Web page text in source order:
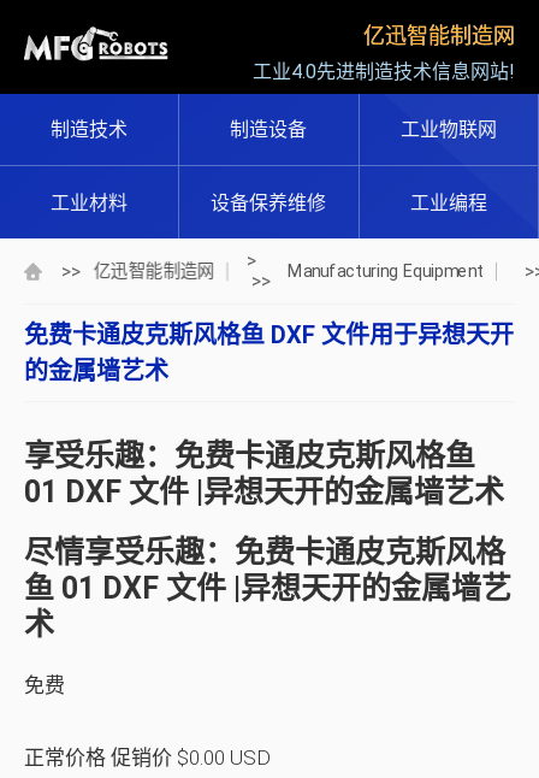
亿迅智能制造网
工业4.0先进制造技术信息网站!
制造技术 制造设备 工业物联网
工业材料 设备保养维修 工业编程
>> 亿迅智能制造网
>
>>
Manufacturing Equipment
免费卡通皮克斯风格鱼 DXF 文件用于异想天开
的金属墙艺术
享受乐趣：免费卡通皮克斯风格鱼
01 DXF 文件 |异想天开的金属墙艺术
尽情享受乐趣：免费卡通皮克斯风格
鱼 01 DXF 文件 |异想天开的金属墙艺
术
免费
正常价格 促销价 $0.00 USD